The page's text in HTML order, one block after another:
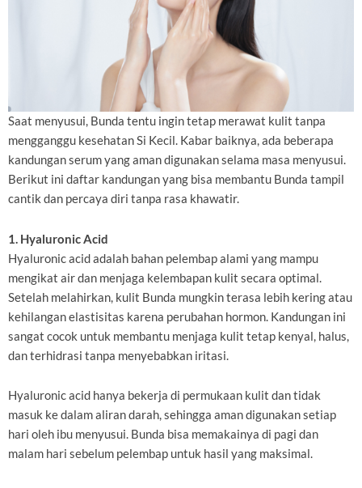
Saat menyusui, Bunda tentu ingin tetap merawat kulit tanpa
mengganggu kesehatan Si Kecil. Kabar baiknya, ada beberapa
kandungan serum yang aman digunakan selama masa menyusui.
Berikut ini daftar kandungan yang bisa membantu Bunda tampil
cantik dan percaya diri tanpa rasa khawatir.
1. Hyaluronic Acid
Hyaluronic acid adalah bahan pelembap alami yang mampu
mengikat air dan menjaga kelembapan kulit secara optimal.
Setelah melahirkan, kulit Bunda mungkin terasa lebih kering atau
kehilangan elastisitas karena perubahan hormon. Kandungan ini
sangat cocok untuk membantu menjaga kulit tetap kenyal, halus,
dan terhidrasi tanpa menyebabkan iritasi.
Hyaluronic acid hanya bekerja di permukaan kulit dan tidak
masuk ke dalam aliran darah, sehingga aman digunakan setiap
hari oleh ibu menyusui. Bunda bisa memakainya di pagi dan
malam hari sebelum pelembap untuk hasil yang maksimal.